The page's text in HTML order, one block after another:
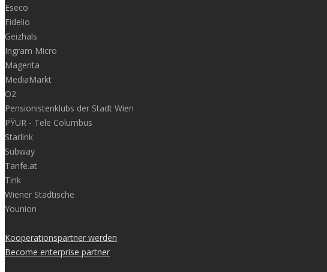
Eseco
Fidelio
Geizhals
Ingram Micro
Magenta
MediaMarkt
O2
Pensionistenklubs der Stadt Wien
PŸUR - Tele Columbus
Starlink
Subway
Tarife.at
Tink
Wiener Städtische
Younion
Kooperationspartner werden
Become enterprise partner